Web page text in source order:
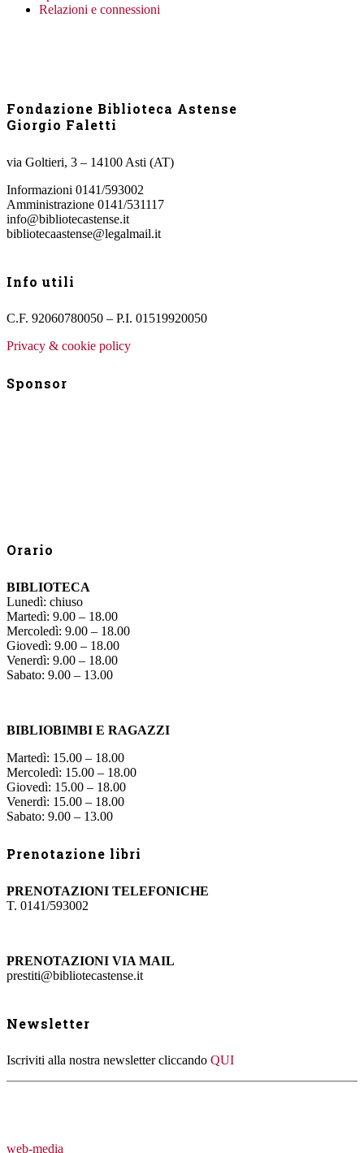
Relazioni e connessioni
Fondazione Biblioteca Astense
Giorgio Faletti
via Goltieri, 3 – 14100 Asti (AT)
Informazioni 0141/593002
Amministrazione 0141/531117
info@bibliotecastense.it
bibliotecaastense@legalmail.it
Info utili
C.F. 92060780050 – P.I. 01519920050
Privacy & cookie policy
Sponsor
Orario
BIBLIOTECA
Lunedì: chiuso
Martedì: 9.00 – 18.00
Mercoledì: 9.00 – 18.00
Giovedì: 9.00 – 18.00
Venerdì: 9.00 – 18.00
Sabato: 9.00 – 13.00
BIBLIOBIMBI E RAGAZZI
Martedì: 15.00 – 18.00
Mercoledì: 15.00 – 18.00
Giovedì: 15.00 – 18.00
Venerdì: 15.00 – 18.00
Sabato: 9.00 – 13.00
Prenotazione libri
PRENOTAZIONI TELEFONICHE
T. 0141/593002
PRENOTAZIONI VIA MAIL
prestiti@bibliotecastense.it
Newsletter
Iscriviti alla nostra newsletter cliccando QUI
web-media